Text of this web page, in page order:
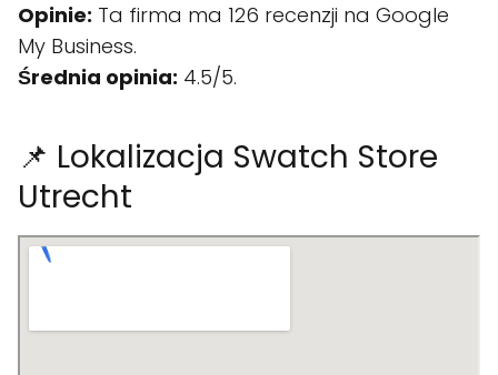
Opinie: Ta firma ma 126 recenzji na Google
My Business.
Średnia opinia: 4.5/5.
📌 Lokalizacja Swatch Store
Utrecht